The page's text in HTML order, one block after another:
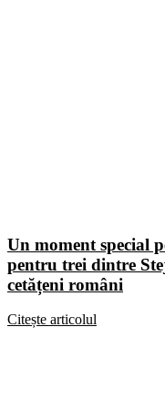
Un moment special
pentru trei dintre
cetățeni români
Citește articolul